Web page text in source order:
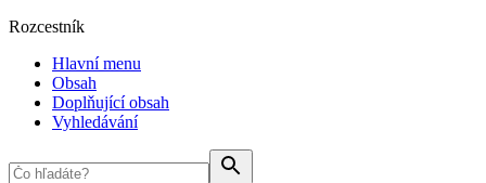
Rozcestník
Hlavní menu
Obsah
Doplňující obsah
Vyhledávání